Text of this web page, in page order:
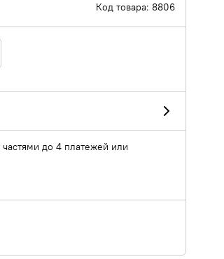
Код товара: 8806
до 4 платежей или